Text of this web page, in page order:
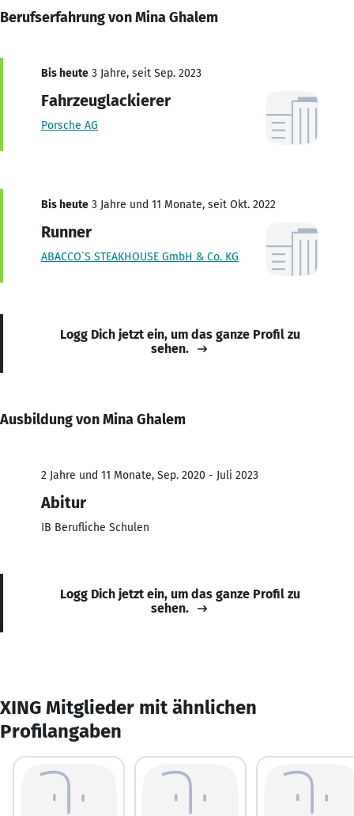
Berufserfahrung von Mina Ghalem
Bis heute 3 Jahre, seit Sep. 2023
Fahrzeuglackierer
Porsche AG
Bis heute 3 Jahre und 11 Monate, seit Okt. 2022
Runner
ABACCO`S STEAKHOUSE GmbH & Co. KG
Logg Dich jetzt ein, um das ganze Profil zu
sehen.
Ausbildung von Mina Ghalem
2 Jahre und 11 Monate, Sep. 2020 - Juli 2023
Abitur
IB Berufliche Schulen
Logg Dich jetzt ein, um das ganze Profil zu
sehen.
XING Mitglieder mit ähnlichen
Profilangaben